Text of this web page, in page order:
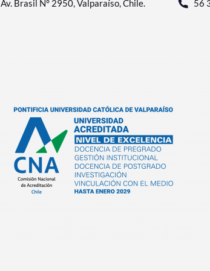
Av. Brasil N° 2950, Valparaíso, Chile. 56